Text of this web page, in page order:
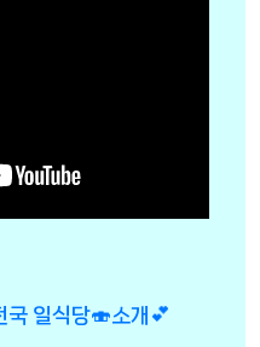
일식당🍣소개💕